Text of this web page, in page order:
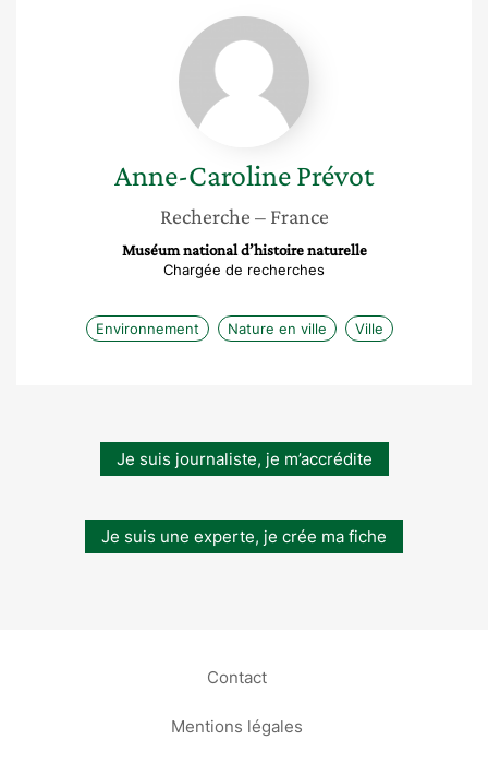
Anne-
Caroline
Prévot
Anne-CarolinePrévot
Recherche – France
Muséum national d’histoire naturelle
Chargée de recherches
Environnement Nature en ville Ville
Je suis journaliste, je m’accrédite
Je suis une experte, je crée ma fiche
Contact
Mentions légales